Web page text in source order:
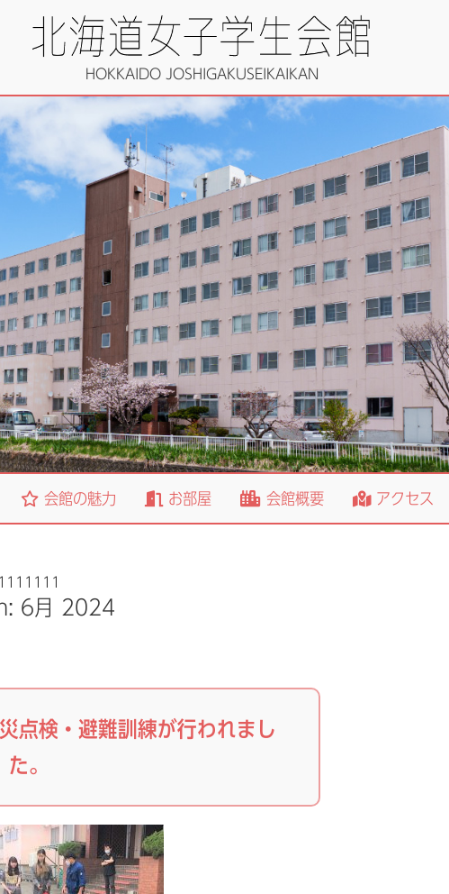
HOKKAIDO JOSHIGAKUSEIKAIKAN
会館の魅力 お部屋 会館概要 アクセス
6月 2024
点検・避難訓練が行われまし
た。